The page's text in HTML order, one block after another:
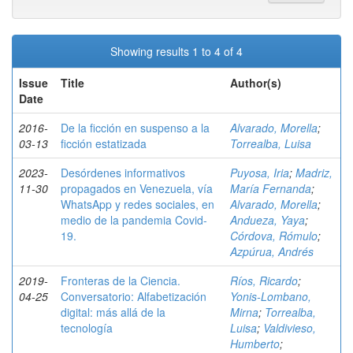
Showing results 1 to 4 of 4
Issue
Date
Title Author(s)
2016-
03-13
De la ficción en suspenso a la
ficción estatizada
Alvarado, Morella;
Torrealba, Luisa
2023-
11-30
Desórdenes informativos
propagados en Venezuela, vía
WhatsApp y redes sociales, en
medio de la pandemia Covid-
19.
Puyosa, Iria; Madriz,
María Fernanda;
Alvarado, Morella;
Andueza, Yaya;
Córdova, Rómulo;
Azpúrua, Andrés
2019-
04-25
Fronteras de la Ciencia.
Conversatorio: Alfabetización
digital: más allá de la
tecnología
Ríos, Ricardo;
Yonis-Lombano,
Mirna; Torrealba,
Luisa; Valdivieso,
Humberto;